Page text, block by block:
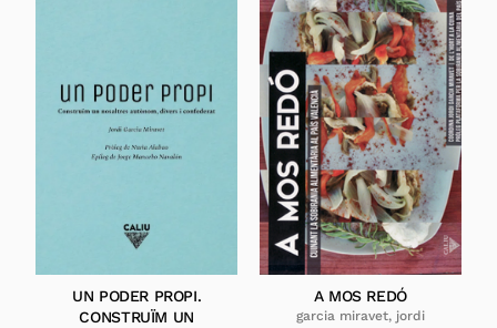
UN PODER PROPI.
CONSTRUÏM UN
A MOS REDÓ
garcia miravet, jordi